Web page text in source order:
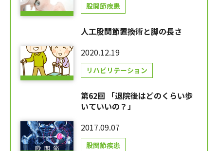
股関節疾患
人工股関節置換術と脚の長さ
2020.12.19
リハビリテーション
第62回 「退院後はどのくらい歩
いていいの？」
2017.09.07
股関節疾患